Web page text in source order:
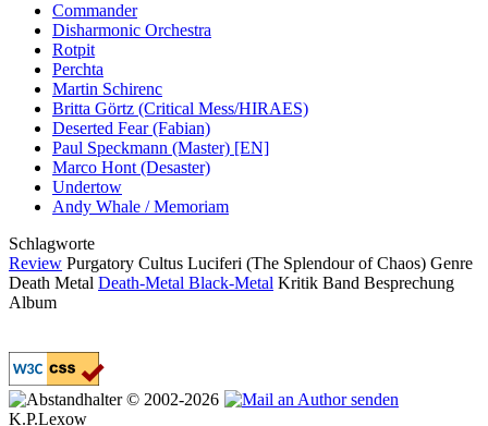
Commander
Disharmonic Orchestra
Rotpit
Perchta
Martin Schirenc
Britta Görtz (Critical Mess/HIRAES)
Deserted Fear (Fabian)
Paul Speckmann (Master) [EN]
Marco Hont (Desaster)
Undertow
Andy Whale / Memoriam
Schlagworte
Review Purgatory Cultus Luciferi (The Splendour of Chaos) Genre
Death Metal Death-Metal Black-Metal Kritik Band Besprechung
Album
© 2002-2026
K.P.Lexow